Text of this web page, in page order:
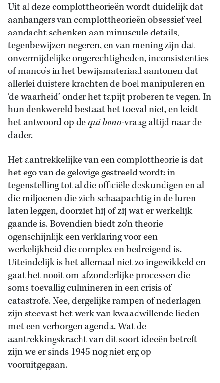
Uit al deze complottheorieën wordt duidelijk dat
aanhangers van complottheorieën obsessief veel
aandacht schenken aan minuscule details,
tegenbewijzen negeren, en van mening zijn dat
onvermijdelijke ongerechtigheden, inconsistenties
of manco’s in het bewijsmateriaal aantonen dat
allerlei duistere krachten de boel manipuleren en
‘de waarheid’ onder het tapijt proberen te vegen. In
hun denkwereld bestaat het toeval niet, en leidt
het antwoord op dequi bono-vraag altijd naar de
dader.
Het aantrekkelijke van een complottheorie is dat
het ego van de gelovige gestreeld wordt: in
tegenstelling tot al die officiële deskundigen en al
die miljoenen die zich schaapachtig in de luren
laten leggen, doorziet hij of zij wat er werkelijk
gaande is. Bovendien biedt zo’n theorie
ogenschijnlijk een verklaring voor een
werkelijkheid die complex en bedreigend is.
Uiteindelijk is het allemaal niet zo ingewikkeld en
gaat het nooit om afzonderlijke processen die
soms toevallig culmineren in een crisis of
catastrofe. Nee, dergelijke rampen of nederlagen
zijn steevast het werk van kwaadwillende lieden
met een verborgen agenda. Wat de
aantrekkingskracht van dit soort ideeën betreft
zijn we er sinds 1945 nog niet erg op
vooruitgegaan.